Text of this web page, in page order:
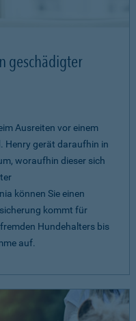
geschädigter
Ausreiten vor einem
. Henry gerät daraufhin in
woraufhin dieser sich
können Sie einen
kommt für
Hundehalters bis
auf.